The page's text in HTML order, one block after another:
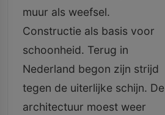
muur als weefsel.
Constructie als basis voor
schoonheid. Terug in
Nederland begon zijn strijd
tegen de uiterlijke schijn. De
architectuur moest weer